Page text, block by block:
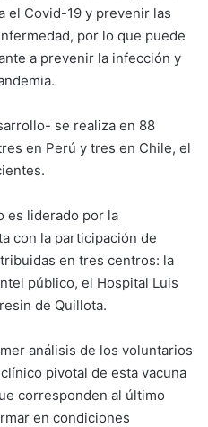
el Covid-19 y prevenir las
por lo que puede
a prevenir la infección y
se realiza en 88
en Perú y tres en Chile, el
es liderado por la
con la participación de
en tres centros: la
público, el Hospital Luis
de Quillota.
análisis de los voluntarios
pivotal de esta vacuna
corresponden al último
en condiciones